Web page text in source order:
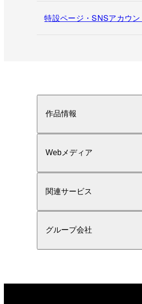
特設ページ・SNSアカウン
作品情報
Webメディア
関連サービス
グループ会社